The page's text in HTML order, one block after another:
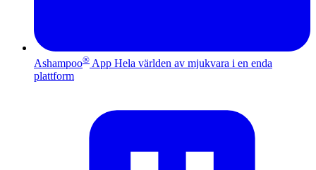
Ashampoo® App Hela världen av mjukvara i en enda
plattform